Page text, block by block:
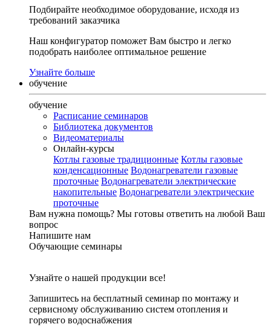
Подбирайте необходимое оборудование, исходя из
требований заказчика
Наш конфигуратор поможет Вам быстро и легко
подобрать наиболее оптимальное решение
Узнайте больше
обучение
обучение
Расписание семинаров
Библиотека документов
Видеоматериалы
Онлайн-курсы
Котлы газовые традиционные Котлы газовые
конденсационные Водонагреватели газовые
проточные Водонагреватели электрические
накопительные Водонагреватели электрические
проточные
Вам нужна помощь? Мы готовы ответить на любой Ваш
вопрос
Напишите нам
Обучающие семинары
Узнайте о нашей продукции все!
Запишитесь на бесплатный семинар по монтажу и
сервисному обслуживанию систем отопления и
горячего водоснабжения